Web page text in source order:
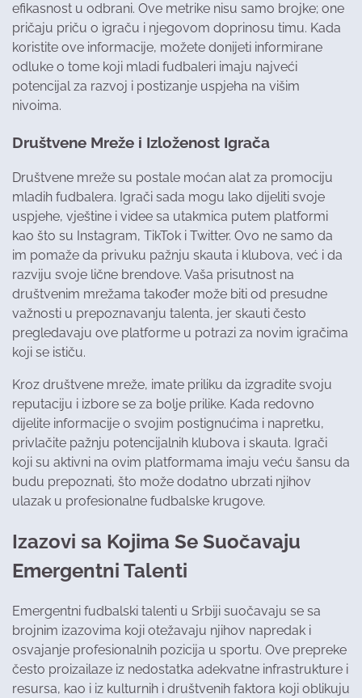
efikasnost u odbrani. Ove metrike nisu samo brojke; one
pričaju priču o igraču i njegovom doprinosu timu. Kada
koristite ove informacije, možete donijeti informirane
odluke o tome koji mladi fudbaleri imaju najveći
potencijal za razvoj i postizanje uspjeha na višim
nivoima.
Društvene Mreže i Izloženost Igrača
Društvene mreže su postale moćan alat za promociju
mladih fudbalera. Igrači sada mogu lako dijeliti svoje
uspjehe, vještine i videe sa utakmica putem platformi
kao što su Instagram, TikTok i Twitter. Ovo ne samo da
im pomaže da privuku pažnju skauta i klubova, već i da
razviju svoje lične brendove. Vaša prisutnost na
društvenim mrežama također može biti od presudne
važnosti u prepoznavanju talenta, jer skauti često
pregledavaju ove platforme u potrazi za novim igračima
koji se ističu.
Kroz društvene mreže, imate priliku da izgradite svoju
reputaciju i izbore se za bolje prilike. Kada redovno
dijelite informacije o svojim postignućima i napretku,
privlačite pažnju potencijalnih klubova i skauta. Igrači
koji su aktivni na ovim platformama imaju veću šansu da
budu prepoznati, što može dodatno ubrzati njihov
ulazak u profesionalne fudbalske krugove.
Izazovi sa Kojima Se Suočavaju
Emergentni Talenti
Emergentni fudbalski talenti u Srbiji suočavaju se sa
brojnim izazovima koji otežavaju njihov napredak i
osvajanje profesionalnih pozicija u sportu. Ove prepreke
često proizailaze iz nedostatka adekvatne infrastrukture i
resursa, kao i iz kulturnih i društvenih faktora koji oblikuju